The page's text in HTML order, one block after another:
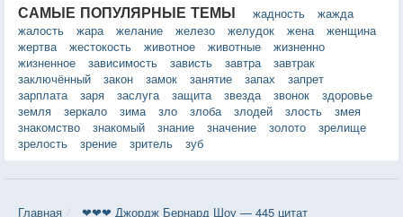
САМЫЕ ПОПУЛЯРНЫЕ ТЕМЫ жадность
жажда
жалость
жара желание железо желудок жена
женщина
жертва
жестокость животное животные
жизненно
жизненное
зависимость зависть завтра
завтрак
заключённый
закон замок занятие запах
запрет
зарплата
заря заслуга защита звезда звонок
здоровье
земля
зеркало зима зло злоба злодей злость
змея
знакомство
знакомый знание значение золото
зрелище
зрелость
зрение зритель зуб
Главная ❤❤❤ Джордж Бернард Шоу — 445 цитат